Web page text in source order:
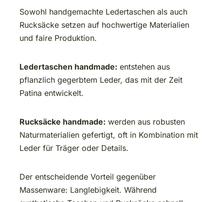
Sowohl handgemachte Ledertaschen als auch
Rucksäcke setzen auf hochwertige Materialien
und faire Produktion.
Ledertaschen handmade: entstehen aus
pflanzlich gegerbtem Leder, das mit der Zeit
Patina entwickelt.
Rucksäcke handmade: werden aus robusten
Naturmaterialien gefertigt, oft in Kombination mit
Leder für Träger oder Details.
Der entscheidende Vorteil gegenüber
Massenware: Langlebigkeit. Während